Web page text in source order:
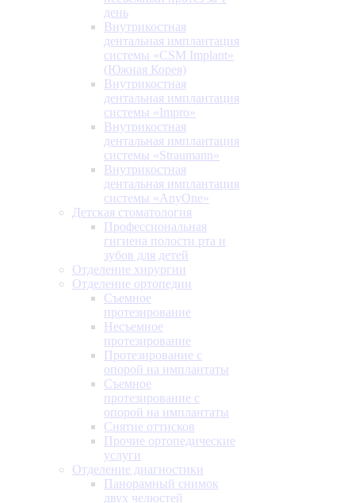
день
Внутрикостная
дентальная имплантация
системы «CSM Implant»
(Южная Корея)
Внутрикостная
дентальная имплантация
системы «Impro»
Внутрикостная
дентальная имплантация
системы «Straumann»
Внутрикостная
дентальная имплантация
системы «AnyOne»
Детская стоматология
Профессиональная
гигиена полости рта и
зубов для детей
Отделение хирургии
Отделение ортопедии
Съемное
протезирование
Несъемное
протезирование
Протезирование с
опорой на имплантаты
Съемное
протезирование с
опорой на имплантаты
Снятие оттисков
Прочие ортопедические
услуги
Отделение диагностики
Панорамный снимок
двух челюстей